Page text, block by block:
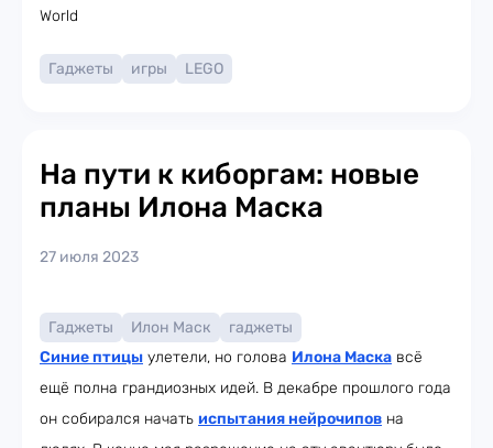
World
Гаджеты игры LEGO
На пути к киборгам: новые
планы Илона Маска
27 июля 2023
Гаджеты Илон Маск
гаджеты
Синие птицы улетели, но голова Илона Маска всё
ещё полна грандиозных идей. В декабре прошлого года
он собирался начать испытания нейрочипов на